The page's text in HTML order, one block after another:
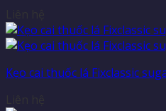
Kẹo cai thuốc lá Fixclassic